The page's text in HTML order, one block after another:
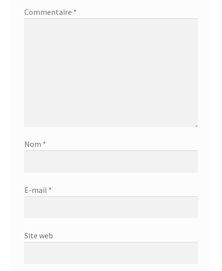
Commentaire *
Nom *
E-mail *
Site web